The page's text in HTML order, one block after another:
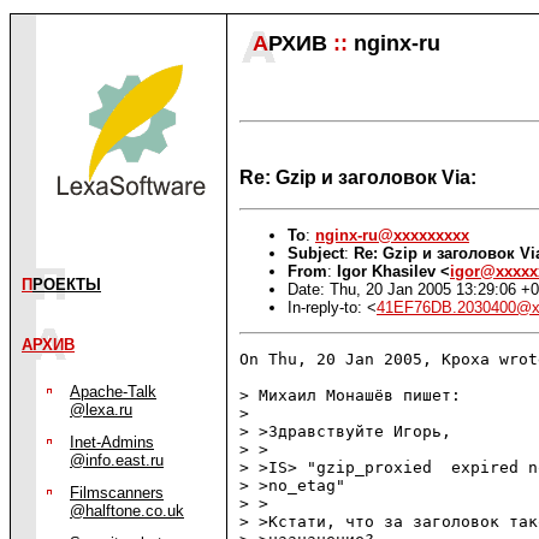
П РОЕКТЫ
АРХИВ
Apache-Talk
@lexa.ru
Inet-Admins
@info.east.ru
Filmscanners
@halftone.co.uk
АРХИВ :: nginx-ru
Re: Gzip и заголовок Via:
To: nginx-ru@xxxxxxxxx
Subject: Re: Gzip и заголовок
From: Igor Khasilev <
Date: Thu, 20 Jan 2005 13:29:06
In-reply-to: <
On Thu, 20 Jan 2005, Kpoxa
> Михаил Монашёв пишет:
>
> >Здравствуйте Игорь,
> >
> >IS> "gzip_proxied  expired
> >no_etag"
> >
> >Кстати, что за заголовок